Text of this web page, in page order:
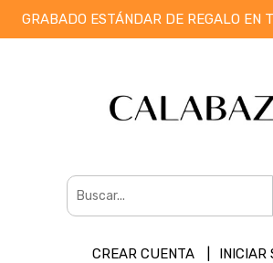
GRABADO ESTÁNDAR DE REGALO EN
CREAR CUENTA INICIAR